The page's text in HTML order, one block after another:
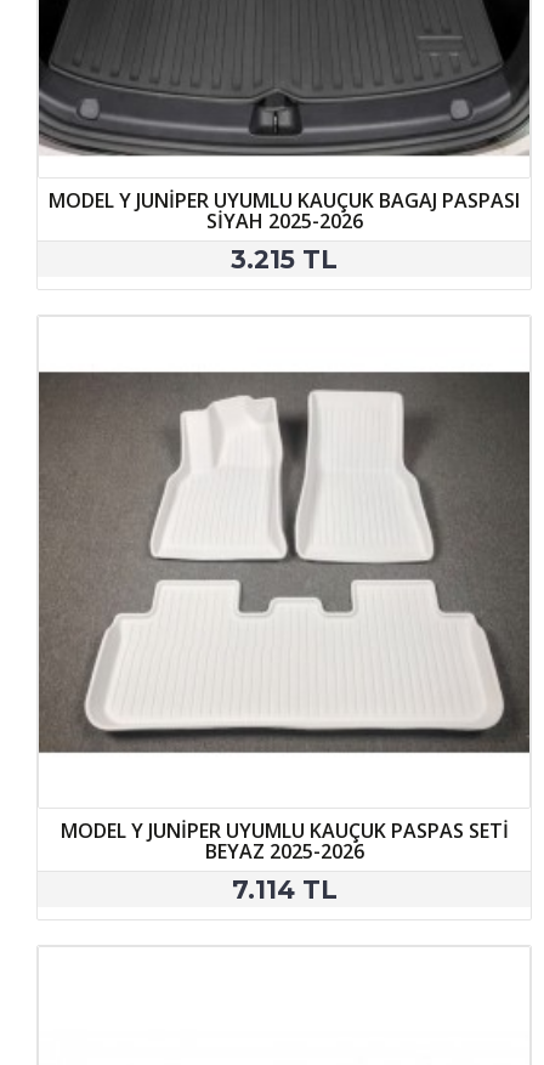
MODEL Y JUNİPER UYUMLU KAUÇUK BAGAJ PASPASI
SİYAH 2025-2026
3.215 TL
MODEL Y JUNİPER UYUMLU KAUÇUK PASPAS SETİ
BEYAZ 2025-2026
7.114 TL